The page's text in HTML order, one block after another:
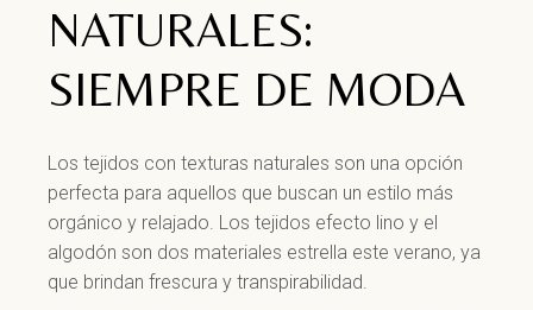
NATURALES:
SIEMPRE DE MODA​
Los tejidos con texturas naturales son una opción
perfecta para aquellos que buscan un estilo más
orgánico y relajado. Los tejidos efecto lino y el
algodón son dos materiales estrella este verano, ya
que brindan frescura y transpirabilidad.